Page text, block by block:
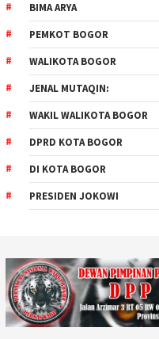
BIMA ARYA
PEMKOT BOGOR
WALIKOTA BOGOR
JENAL MUTAQIN:
WAKIL WALIKOTA BOGOR
DPRD KOTA BOGOR
DI KOTA BOGOR
PRESIDEN JOKOWI